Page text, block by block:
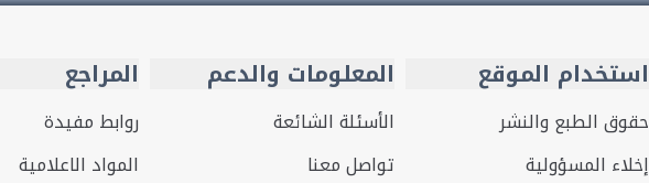
استخدام الموقع
حقوق الطبع والنشر
إخلاء المسؤولية
المعلومات والدعم
الأسئلة الشائعة
تواصل معنا
المراجع
روابط مفيدة
المواد الاعلامية